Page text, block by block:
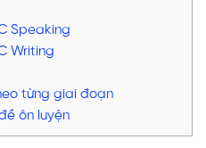
Speaking
Writing
từng giai đoạn
ôn luyện